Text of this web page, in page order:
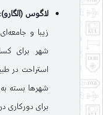
لاگوس (آلگارو):
زیبا و
شهر برای
استراحت در
شهرها بسته
برای دورکاری